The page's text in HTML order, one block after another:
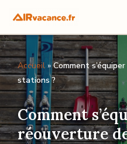
Aller
au
contenu
Accueil »Comment
stations ?
Comment
réouverture